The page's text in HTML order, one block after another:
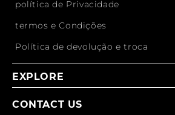
política de Privacidade
termos e Condições
Política de devolução e troca
EXPLORE
CONTACT US